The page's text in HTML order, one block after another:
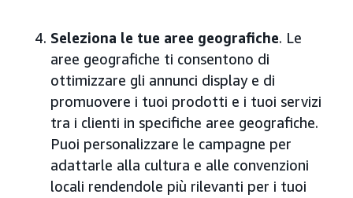
Seleziona le tue aree geografiche. Le
aree geografiche ti consentono di
ottimizzare gli annunci display e di
promuovere i tuoi prodotti e i tuoi servizi
tra i clienti in specifiche aree geografiche.
Puoi personalizzare le campagne per
adattarle alla cultura e alle convenzioni
locali rendendole più rilevanti per i tuoi